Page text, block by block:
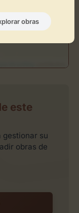
este
gestionar su
obras de
obras